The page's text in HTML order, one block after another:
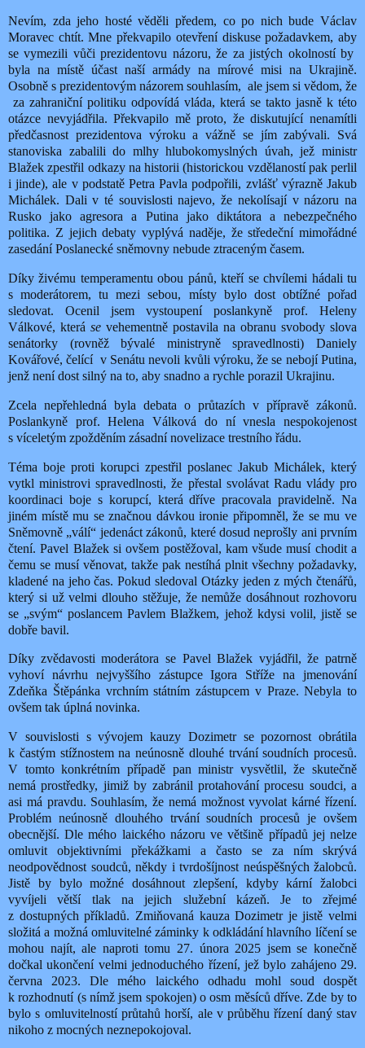
Nevím, zda jeho hosté věděli předem, co po nich bude Václav
Moravec chtít. Mne překvapilo otevření diskuse požadavkem, aby
se vymezili vůči prezidentovu názoru, že za jistých okolností by
byla na místě účast naší armády na mírové misi na Ukrajině.
Osobně s prezidentovým názorem souhlasím, ale jsem si vědom, že
za zahraniční politiku odpovídá vláda, která se takto jasně k této
otázce nevyjádřila. Překvapilo mě proto, že diskutující nenamítli
předčasnost prezidentova výroku a vážně se jím zabývali. Svá
stanoviska zabalili do mlhy hlubokomyslných úvah, jež ministr
Blažek zpestřil odkazy na historii (historickou vzdělaností pak perlil
i jinde), ale v podstatě Petra Pavla podpořili, zvlášť výrazně Jakub
Michálek. Dali v té souvislosti najevo, že nekolísají v názoru na
Rusko jako agresora a Putina jako diktátora a nebezpečného
politika. Z jejich debaty vyplývá naděje, že středeční mimořádné
zasedání Poslanecké sněmovny nebude ztraceným časem.
Díky živému temperamentu obou pánů, kteří se chvílemi hádali tu
s moderátorem, tu mezi sebou, místy bylo dost obtížné pořad
sledovat. Ocenil jsem vystoupení poslankyně prof. Heleny
Válkové, která se vehementně postavila na obranu svobody slova
senátorky (rovněž bývalé ministryně spravedlnosti) Daniely
Kovářové, čelící v Senátu nevoli kvůli výroku, že se nebojí Putina,
jenž není dost silný na to, aby snadno a rychle porazil Ukrajinu.
Zcela nepřehledná byla debata o průtazích v přípravě zákonů.
Poslankyně prof. Helena Válková do ní vnesla nespokojenost
s víceletým zpožděním zásadní novelizace trestního řádu.
Téma boje proti korupci zpestřil poslanec Jakub Michálek, který
vytkl ministrovi spravedlnosti, že přestal svolávat Radu vlády pro
koordinaci boje s korupcí, která dříve pracovala pravidelně. Na
jiném místě mu se značnou dávkou ironie připomněl, že se mu ve
Sněmovně „válí“ jedenáct zákonů, které dosud neprošly ani prvním
čtení. Pavel Blažek si ovšem postěžoval, kam všude musí chodit a
čemu se musí věnovat, takže pak nestíhá plnit všechny požadavky,
kladené na jeho čas. Pokud sledoval Otázky jeden z mých čtenářů,
který si už velmi dlouho stěžuje, že nemůže dosáhnout rozhovoru
se „svým“ poslancem Pavlem Blažkem, jehož kdysi volil, jistě se
dobře bavil.
Díky zvědavosti moderátora se Pavel Blažek vyjádřil, že patrně
vyhoví návrhu nejvyššího zástupce Igora Stříže na jmenování
Zdeňka Štěpánka vrchním státním zástupcem v Praze. Nebyla to
ovšem tak úplná novinka.
V souvislosti s vývojem kauzy Dozimetr se pozornost obrátila
k častým stížnostem na neúnosně dlouhé trvání soudních procesů.
V tomto konkrétním případě pan ministr vysvětlil, že skutečně
nemá prostředky, jimiž by zabránil protahování procesu soudci, a
asi má pravdu. Souhlasím, že nemá možnost vyvolat kárné řízení.
Problém neúnosně dlouhého trvání soudních procesů je ovšem
obecnější. Dle mého laického názoru ve většině případů jej nelze
omluvit objektivními překážkami a často se za ním skrývá
neodpovědnost soudců, někdy i tvrdošíjnost neúspěšných žalobců.
Jistě by bylo možné dosáhnout zlepšení, kdyby kární žalobci
vyvíjeli větší tlak na jejich služební kázeň. Je to zřejmé
z dostupných příkladů. Zmiňovaná kauza Dozimetr je jistě velmi
složitá a možná omluvitelné záminky k odkládání hlavního líčení se
mohou najít, ale naproti tomu 27. února 2025 jsem se konečně
dočkal ukončení velmi jednoduchého řízení, jež bylo zahájeno 29.
června 2023. Dle mého laického odhadu mohl soud dospět
k rozhodnutí (s nímž jsem spokojen) o osm měsíců dříve. Zde by to
bylo s omluvitelností průtahů horší, ale v průběhu řízení daný stav
nikoho z mocných neznepokojoval.